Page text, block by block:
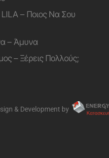
LILA – Ποιος Να Σου
– Άμυνα
– Ξέρεις Πολλούς;
& Development by